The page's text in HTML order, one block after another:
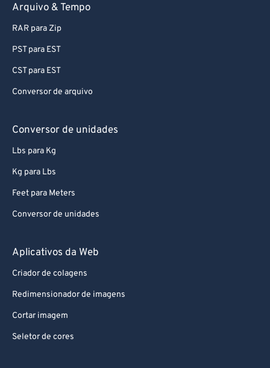
Arquivo & Tempo
RAR para Zip
PST para EST
CST para EST
Conversor de arquivo
Conversor de unidades
Lbs para Kg
Kg para Lbs
Feet para Meters
Conversor de unidades
Aplicativos da Web
Criador de colagens
Redimensionador de imagens
Cortar imagem
Seletor de cores